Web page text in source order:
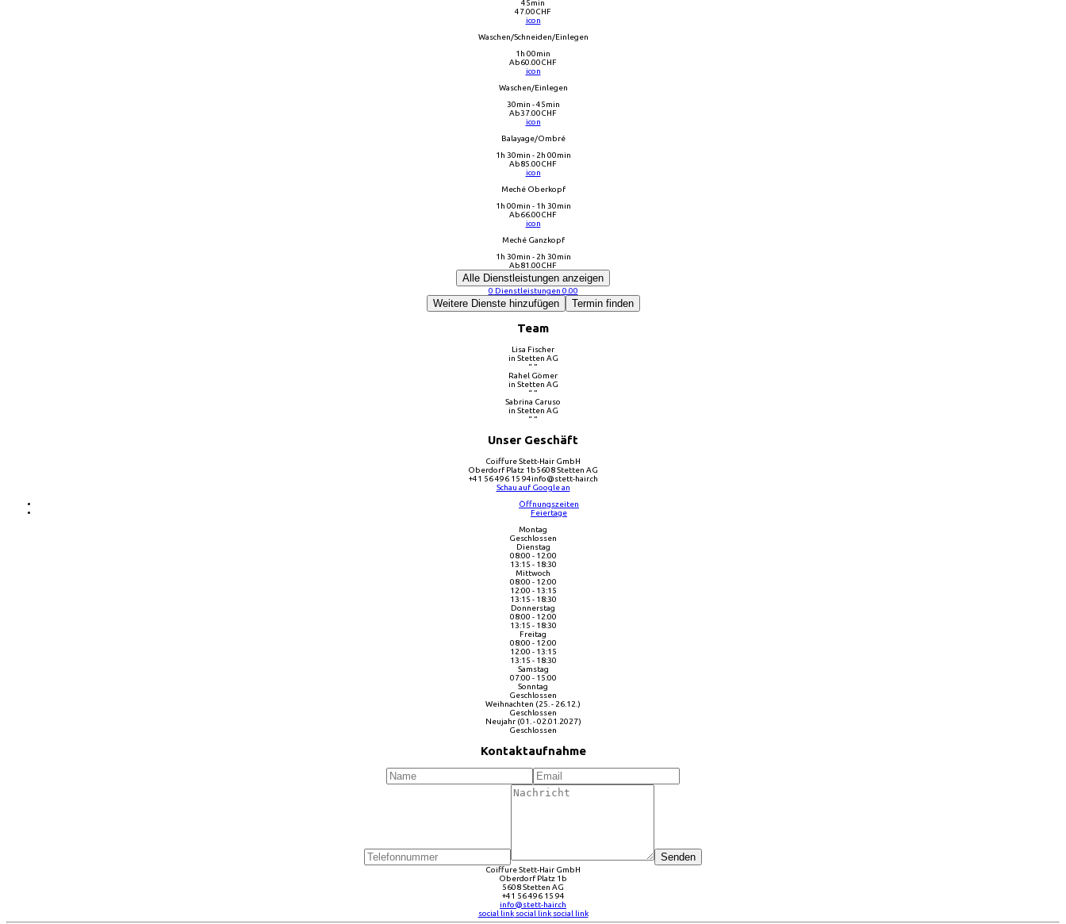
45min
47.00CHF
icon
Waschen/Schneiden/Einlegen
1h 00min
Ab60.00CHF
icon
Waschen/Einlegen
30min - 45min
Ab37.00CHF
icon
Balayage/Ombré
1h 30min - 2h 00min
Ab85.00CHF
icon
Meché Oberkopf
1h 00min - 1h 30min
Ab66.00CHF
icon
Meché Ganzkopf
1h 30min - 2h 30min
Ab81.00CHF
Alle Dienstleistungen anzeigen
0 Dienstleistungen 0.00
Weitere Dienste hinzufügen Termin finden
Team
Lisa Fischer
in Stetten AG
“ ”
Rahel Gömer
in Stetten AG
“ ”
Sabrina Caruso
in Stetten AG
“ ”
Unser Geschäft
Coiffure Stett-Hair GmbH
Oberdorf Platz 1b5608 Stetten AG
+41 56 496 15 94info@stett-hair.ch
Schau auf Google an
Öffnungszeiten
Feiertage
Montag
Geschlossen
Dienstag
08:00 - 12:00
13:15 - 18:30
Mittwoch
08:00 - 12:00
12:00 - 13:15
13:15 - 18:30
Donnerstag
08:00 - 12:00
13:15 - 18:30
Freitag
08:00 - 12:00
12:00 - 13:15
13:15 - 18:30
Samstag
07:00 - 15:00
Sonntag
Geschlossen
Weihnachten (25. - 26.12.)
Geschlossen
Neujahr (01. - 02.01.2027)
Geschlossen
Kontaktaufnahme
Senden
Coiffure Stett-Hair GmbH
Oberdorf Platz 1b
5608 Stetten AG
+41 56 496 15 94
info@stett-hair.ch
social link social link social link